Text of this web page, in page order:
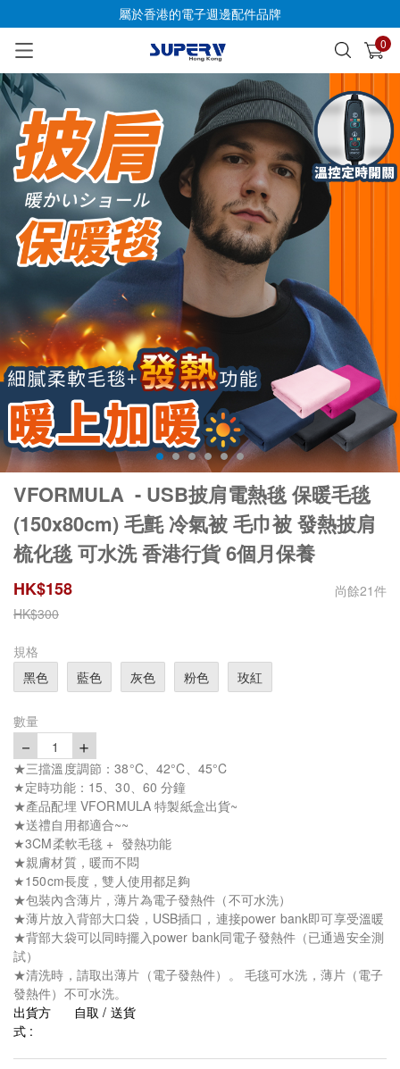
屬於香港的電子週邊配件品牌
0
已加入購物車 查看
VFORMULA - USB披肩電熱毯 保暖毛毯
(150x80cm) 毛氈 冷氣被 毛巾被 發熱披肩
梳化毯 可水洗 香港行貨 6個月保養
HK$158 尚餘21件
HK$300
規格
黑色
藍色 灰色 粉色 玫紅
數量
－ 1 ＋
★三擋溫度調節：38°C、42°C、45°C
★定時功能：15、30、60 分鐘
★產品配埋 VFORMULA 特製紙盒出貨~
★送禮自用都適合~~
★3CM柔軟毛毯 + 發熱功能
★親膚材質，暖而不悶
★150cm長度，雙人使用都足夠
★包裝內含薄片，薄片為電子發熱件（不可水洗）
★薄片放入背部大口袋，USB插口，連接power bank即可享受溫暖
★背部大袋可以同時擺入power bank同電子發熱件（已通過安全測
試）
★清洗時，請取出薄片（電子發熱件）。 毛毯可水洗，薄片（電子
發熱件）不可水洗。
出貨方
式 :
自取 / 送貨